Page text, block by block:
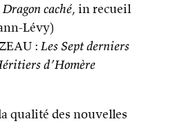
Dragon caché, in recueil
Lévy)
: Les Sept derniers
d’Homère
qualité des nouvelles